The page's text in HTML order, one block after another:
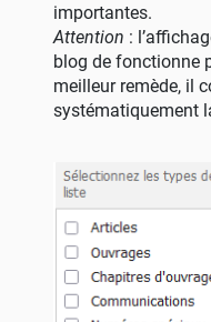
importantes.
Attention :
blog de fonctionne
meilleur remède, il
systématiquement